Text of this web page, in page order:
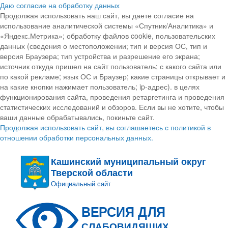
Даю согласие на обработку данных
Продолжая использовать наш сайт, вы даете согласие на
использование аналитической системы «Спутник/Аналитика» и
«Яндекс.Метрика»; обработку файлов cookie, пользовательских
данных (сведения о местоположении; тип и версия ОС, тип и
версия Браузера; тип устройства и разрешение его экрана;
источник откуда пришел на сайт пользователь; с какого сайта или
по какой рекламе; язык ОС и Браузер; какие страницы открывает и
на какие кнопки нажимает пользователь; ip-адрес). в целях
функционирования сайта, проведения ретаргетинга и проведения
статистических исследований и обзоров. Если вы не хотите, чтобы
ваши данные обрабатывались, покиньте сайт.
Продолжая использовать сайт, вы соглашаетесь с политикой в
отношении обработки персональных данных.